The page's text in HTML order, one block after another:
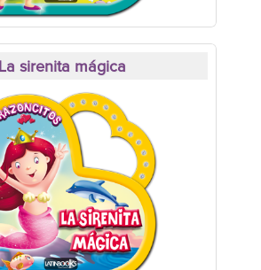
La sirenita mágica